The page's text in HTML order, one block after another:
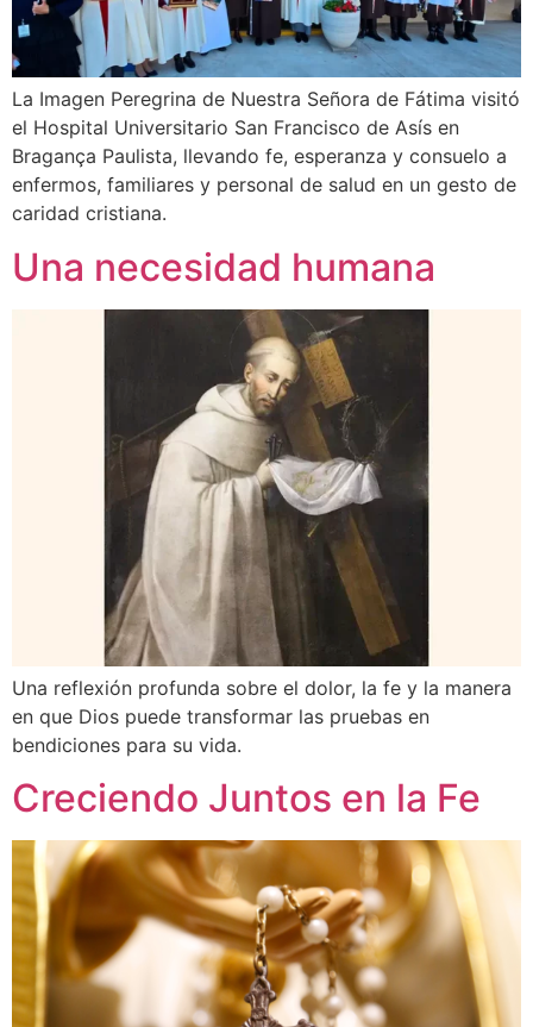
La Imagen Peregrina de Nuestra Señora de Fátima visitó
el Hospital Universitario San Francisco de Asís en
Bragança Paulista, llevando fe, esperanza y consuelo a
enfermos, familiares y personal de salud en un gesto de
caridad cristiana.
Una necesidad humana
Una reflexión profunda sobre el dolor, la fe y la manera
en que Dios puede transformar las pruebas en
bendiciones para su vida.
Creciendo Juntos en la Fe